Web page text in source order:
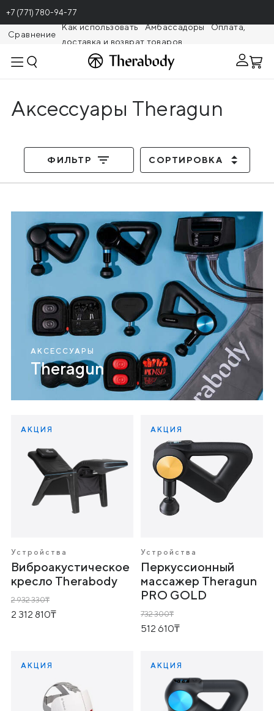
+7 (771) 780-94-77
Сравнение
Как использовать Амбассадоры
Оплата,
доставка и возврат товаров
Аксессуары Theragun
ФИЛЬТР СОРТИРОВКА
АКСЕССУАРЫ
Theragun
АКЦИЯ
Устройства
Виброакустическое
кресло Therabody
2 932 330
2 312 810
АКЦИЯ
Устройства
Перкуссионный
массажер Theragun
PRO GOLD
732 300
512 610
АКЦИЯ АКЦИЯ